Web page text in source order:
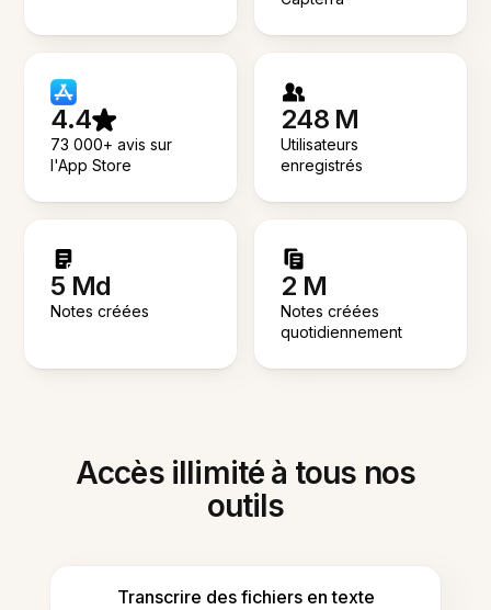
4.4
73 000+ avis sur
l'App Store
248 M
Utilisateurs
enregistrés
5 Md
Notes créées
2 M
Notes créées
quotidiennement
Accès illimité à tous nos
outils
Transcrire des fichiers en texte